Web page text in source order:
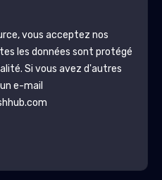
vous acceptez nos
les données sont protégé
. Si vous avez d'autres
e-mail